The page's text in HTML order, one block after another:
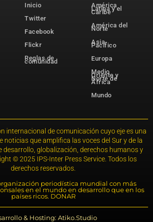
Inicio
Twitter
Facebook
Flickr
Reglas de
comunidad
América
Latina y el
Caribe
América del
Norte
Asia-
Pacífico
Europa
Medio
Oriente y
Norte de
África
Mundo
internacional de comunicación cuyo eje es una
noticias que amplifica las voces del Sur y de la
desarrollo, globalización, derechos humanos y
© 2025 IPS-Inter Press Service. Todos los
derechos reservados.
periodística mundial con más
en el mundo en desarrollo que en los
países ricos. DONAR
& Hosting: Atiko.Studio